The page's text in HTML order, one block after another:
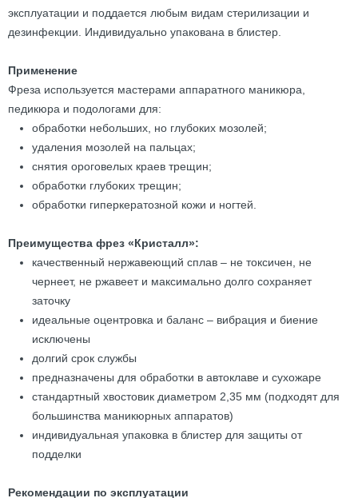
эксплуатации и поддается любым видам стерилизации и
дезинфекции. Индивидуально упакована в блистер.
Применение
Фреза используется мастерами аппаратного маникюра,
педикюра и подологами для:
обработки небольших, но глубоких мозолей;
удаления мозолей на пальцах;
снятия ороговелых краев трещин;
обработки глубоких трещин;
обработки гиперкератозной кожи и ногтей.
Преимущества фрез «Кристалл»:
качественный нержавеющий сплав – не токсичен, не
чернеет, не ржавеет и максимально долго сохраняет
заточку
идеальные оцентровка и баланс – вибрация и биение
исключены
долгий срок службы
предназначены для обработки в автоклаве и сухожаре
стандартный хвостовик диаметром 2,35 мм (подходят для
большинства маникюрных аппаратов)
индивидуальная упаковка в блистер для защиты от
подделки
Рекомендации по эксплуатации